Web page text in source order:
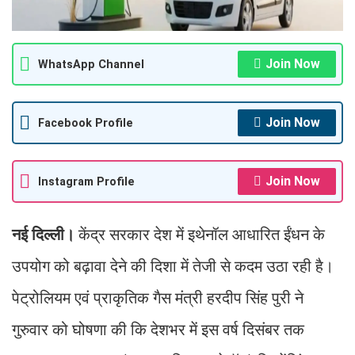
WhatsApp Channel Join Now
Facebook Profile Join Now
Instagram Profile Join Now
नई दिल्ली। केंद्र सरकार देश में इथेनॉल आधारित ईंधन के
उपयोग को बढ़ावा देने की दिशा में तेजी से कदम उठा रही है।
पेट्रोलियम एवं प्राकृतिक गैस मंत्री हरदीप सिंह पुरी ने
गुरुवार को घोषणा की कि देशभर में इस वर्ष दिसंबर तक